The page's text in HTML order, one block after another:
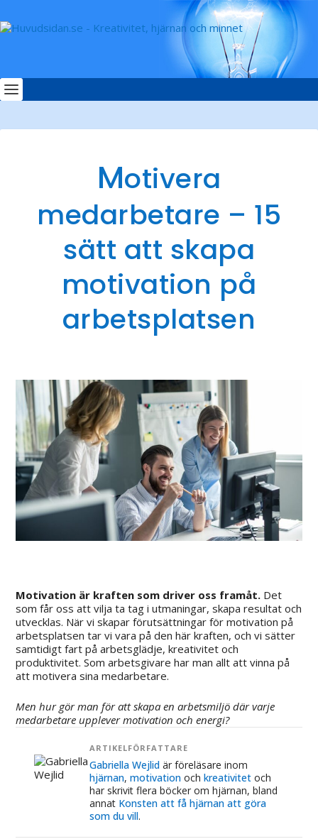
Motivera
medarbetare – 15
sätt att skapa
motivation på
arbetsplatsen
Motivation är kraften som driver oss framåt. Det
som får oss att vilja ta tag i utmaningar, skapa resultat och
utvecklas. När vi skapar förutsättningar för motivation på
arbetsplatsen tar vi vara på den här kraften, och vi sätter
samtidigt fart på arbetsglädje, kreativitet och
produktivitet. Som arbetsgivare har man allt att vinna på
att motivera sina medarbetare.
Men hur gör man för att skapa en arbetsmiljö där varje
medarbetare upplever motivation och energi?
ARTIKELFÖRFATTARE
Gabriella Wejlid är föreläsare inom
hjärnan,motivationochkreativitet och
har skrivit flera böcker om hjärnan, bland
annat Konsten att få hjärnan att göra
som du vill.